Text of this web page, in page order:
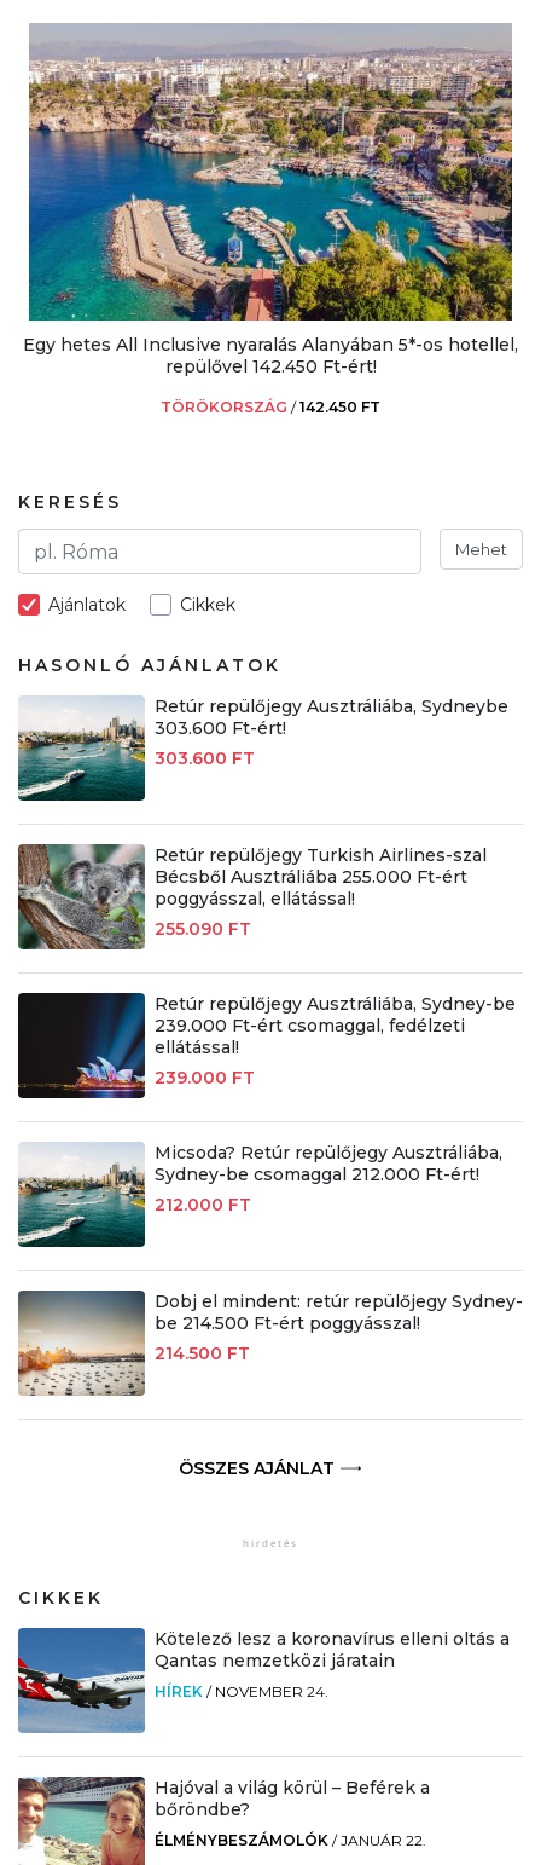
Egy hetes All Inclusive nyaralás Alanyában 5*-os hotellel,
repülővel 142.450 Ft-ért!
TÖRÖKORSZÁG /142.450 FT
KERESÉS
Mehet
Ajánlatok Cikkek
HASONLÓ AJÁNLATOK
Retúr repülőjegy Ausztráliába, Sydneybe
303.600 Ft-ért!
303.600 FT
Retúr repülőjegy Turkish Airlines-szal
Bécsből Ausztráliába 255.000 Ft-ért
poggyásszal, ellátással!
255.090 FT
Retúr repülőjegy Ausztráliába, Sydney-be
239.000 Ft-ért csomaggal, fedélzeti
ellátással!
239.000 FT
Micsoda? Retúr repülőjegy Ausztráliába,
Sydney-be csomaggal 212.000 Ft-ért!
212.000 FT
Dobj el mindent: retúr repülőjegy Sydney-
be 214.500 Ft-ért poggyásszal!
214.500 FT
ÖSSZES AJÁNLAT
CIKKEK
Kötelező lesz a koronavírus elleni oltás a
Qantas nemzetközi járatain
HÍREK / NOVEMBER 24.
Hajóval a világ körül – Beférek a
bőröndbe?
ÉLMÉNYBESZÁMOLÓK /JANUÁR 22.